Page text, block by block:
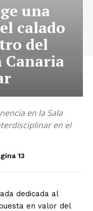
una
calado
del
Canaria
en la Sala
en el
13
dedicada al
en valor del